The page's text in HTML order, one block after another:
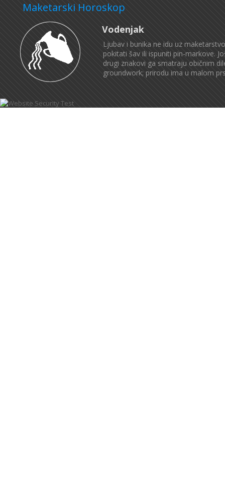
Maketarski Horoskop
Vodenjak
Ljubav i bunika ne idu uz
pokitati šav ili ispuniti pin-markove.
drugi znakovi ga smatraju običnim
groundwork; prirodu ima u malom